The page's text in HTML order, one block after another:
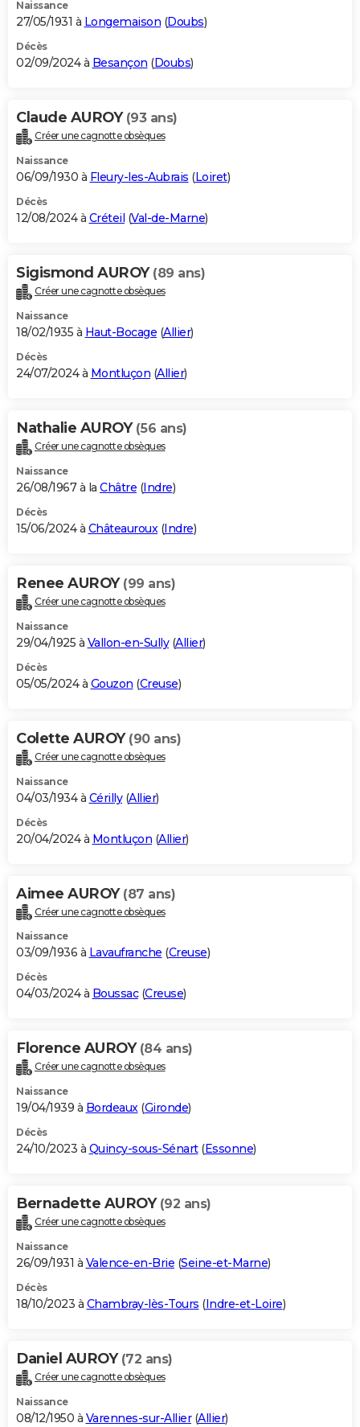
Naissance
27/05/1931 à Longemaison (Doubs)
Décès
02/09/2024 à Besançon (Doubs)
Claude AUROY (93 ans)
Créer une cagnotte obsèques
Naissance
06/09/1930 à Fleury-les-Aubrais (Loiret)
Décès
12/08/2024 à Créteil (Val-de-Marne)
Sigismond AUROY (89 ans)
Créer une cagnotte obsèques
Naissance
18/02/1935 à Haut-Bocage (Allier)
Décès
24/07/2024 à Montluçon (Allier)
Nathalie AUROY (56 ans)
Créer une cagnotte obsèques
Naissance
26/08/1967 à la Châtre (Indre)
Décès
15/06/2024 à Châteauroux(Indre)
Renee AUROY (99 ans)
Créer une cagnotte obsèques
Naissance
29/04/1925 à Vallon-en-Sully(Allier)
Décès
05/05/2024 à Gouzon (Creuse)
Colette AUROY (90 ans)
Créer une cagnotte obsèques
Naissance
04/03/1934 à Cérilly(Allier)
Décès
20/04/2024 à Montluçon (Allier)
Aimee AUROY (87 ans)
Créer une cagnotte obsèques
Naissance
03/09/1936 à Lavaufranche (Creuse)
Décès
04/03/2024 à Boussac(Creuse)
Florence AUROY (84 ans)
Créer une cagnotte obsèques
Naissance
19/04/1939 à Bordeaux(Gironde)
Décès
24/10/2023 à Quincy-sous-Sénart(Essonne)
Bernadette AUROY (92 ans)
Créer une cagnotte obsèques
Naissance
26/09/1931 à Valence-en-Brie (Seine-et-Marne)
Décès
18/10/2023 à Chambray-lès-Tours (Indre-et-Loire)
Daniel AUROY (72 ans)
Créer une cagnotte obsèques
Naissance
08/12/1950 à Varennes-sur-Allier(Allier)